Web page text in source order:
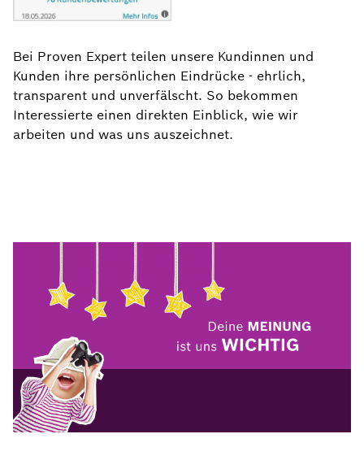
Bei Proven Expert teilen unsere Kundinnen und
Kunden ihre persönlichen Eindrücke - ehrlich,
transparent und unverfälscht. So bekommen
Interessierte einen direkten Einblick, wie wir
arbeiten und was uns auszeichnet.